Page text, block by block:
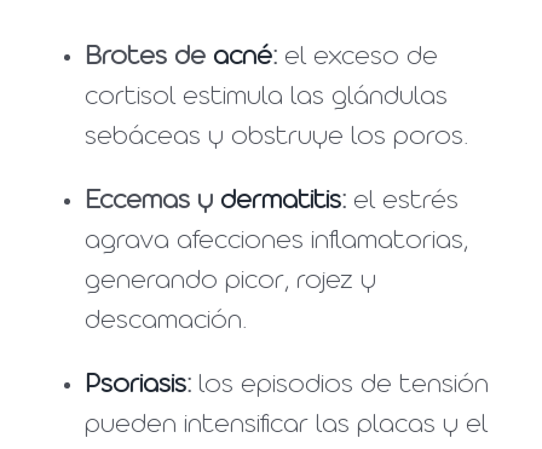
Brotes de acné: el exceso de
cortisol estimula las glándulas
sebáceas y obstruye los poros.
Eccemas y dermatitis: el estrés
agrava afecciones inflamatorias,
generando picor, rojez y
descamación.
Psoriasis: los episodios de tensión
pueden intensificar las placas y el